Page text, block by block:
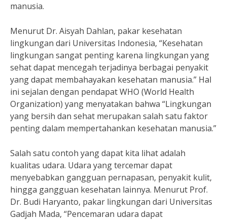
manusia.
Menurut Dr. Aisyah Dahlan, pakar kesehatan
lingkungan dari Universitas Indonesia, “Kesehatan
lingkungan sangat penting karena lingkungan yang
sehat dapat mencegah terjadinya berbagai penyakit
yang dapat membahayakan kesehatan manusia.” Hal
ini sejalan dengan pendapat WHO (World Health
Organization) yang menyatakan bahwa “Lingkungan
yang bersih dan sehat merupakan salah satu faktor
penting dalam mempertahankan kesehatan manusia.”
Salah satu contoh yang dapat kita lihat adalah
kualitas udara. Udara yang tercemar dapat
menyebabkan gangguan pernapasan, penyakit kulit,
hingga gangguan kesehatan lainnya. Menurut Prof.
Dr. Budi Haryanto, pakar lingkungan dari Universitas
Gadjah Mada, “Pencemaran udara dapat